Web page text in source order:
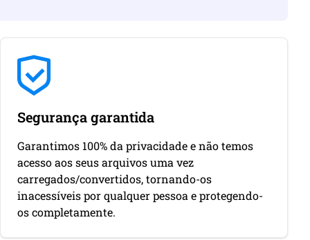
Segurança garantida
Garantimos 100% da privacidade e não temos
acesso aos seus arquivos uma vez
carregados/convertidos, tornando-os
inacessíveis por qualquer pessoa e protegendo-
os completamente.